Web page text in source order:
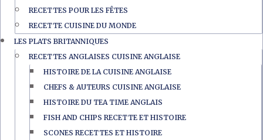
RECETTES POUR LES FÊTES
RECETTE CUISINE DU MONDE
LES PLATS BRITANNIQUES
RECETTES ANGLAISES CUISINE ANGLAISE
HISTOIRE DE LA CUISINE ANGLAISE
CHEFS & AUTEURS CUISINE ANGLAISE
HISTOIRE DU TEA TIME ANGLAIS
FISH AND CHIPS RECETTE ET HISTOIRE
SCONES RECETTES ET HISTOIRE